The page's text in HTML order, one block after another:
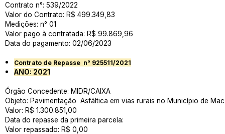
Contrato n°: 539/2022
Valor do Contrato: R$ 499.349,83
Medições: n° 01
Valor pago à contratada: R$ 99.869,96
Data do pagamento: 02/06/2023
Contrato de Repasse n° 925511/2021
ANO: 2021
Órgão Concedente: MIDR/CAIXA
Objeto: Pavimentação Asfáltica em vias rurais no Município de
Valor: R$ 1.300.851,00
Data do repasse da primeira parcela:
Valor repassado: R$ 0,00